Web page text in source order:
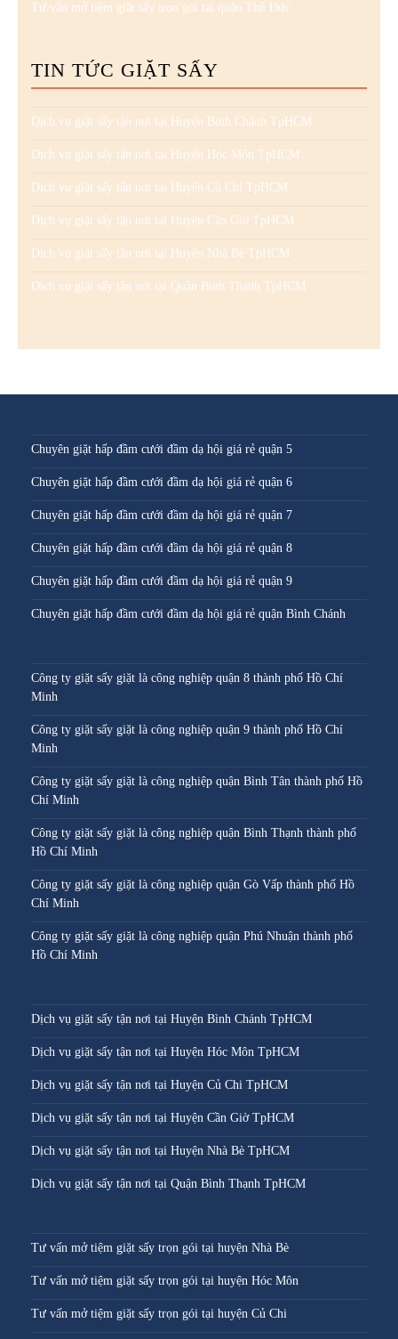
Tư vấn mở tiệm giặt sấy trọn gói tại quận Thủ Đức
TIN TỨC GIẶT SẤY
Dịch vụ giặt sấy tận nơi tại Huyện Bình Chánh TpHCM
Dịch vụ giặt sấy tận nơi tại Huyện Hóc Môn TpHCM
Dịch vụ giặt sấy tận nơi tại Huyện Củ Chi TpHCM
Dịch vụ giặt sấy tận nơi tại Huyện Cần Giờ TpHCM
Dịch vụ giặt sấy tận nơi tại Huyện Nhà Bè TpHCM
Dịch vụ giặt sấy tận nơi tại Quận Bình Thạnh TpHCM
Chuyên giặt hấp đầm cưới đầm dạ hội giá rẻ quận 5
Chuyên giặt hấp đầm cưới đầm dạ hội giá rẻ quận 6
Chuyên giặt hấp đầm cưới đầm dạ hội giá rẻ quận 7
Chuyên giặt hấp đầm cưới đầm dạ hội giá rẻ quận 8
Chuyên giặt hấp đầm cưới đầm dạ hội giá rẻ quận 9
Chuyên giặt hấp đầm cưới đầm dạ hội giá rẻ quận Bình Chánh
Công ty giặt sấy giặt là công nghiệp quận 8 thành phố Hồ Chí
Minh
Công ty giặt sấy giặt là công nghiệp quận 9 thành phố Hồ Chí
Minh
Công ty giặt sấy giặt là công nghiệp quận Bình Tân thành phố Hồ
Chí Minh
Công ty giặt sấy giặt là công nghiệp quận Bình Thạnh thành phố
Hồ Chí Minh
Công ty giặt sấy giặt là công nghiệp quận Gò Vấp thành phố Hồ
Chí Minh
Công ty giặt sấy giặt là công nghiệp quận Phú Nhuận thành phố
Hồ Chí Minh
Dịch vụ giặt sấy tận nơi tại Huyện Bình Chánh TpHCM
Dịch vụ giặt sấy tận nơi tại Huyện Hóc Môn TpHCM
Dịch vụ giặt sấy tận nơi tại Huyện Củ Chi TpHCM
Dịch vụ giặt sấy tận nơi tại Huyện Cần Giờ TpHCM
Dịch vụ giặt sấy tận nơi tại Huyện Nhà Bè TpHCM
Dịch vụ giặt sấy tận nơi tại Quận Bình Thạnh TpHCM
Tư vấn mở tiệm giặt sấy trọn gói tại huyện Nhà Bè
Tư vấn mở tiệm giặt sấy trọn gói tại huyện Hóc Môn
Tư vấn mở tiệm giặt sấy trọn gói tại huyện Củ Chi